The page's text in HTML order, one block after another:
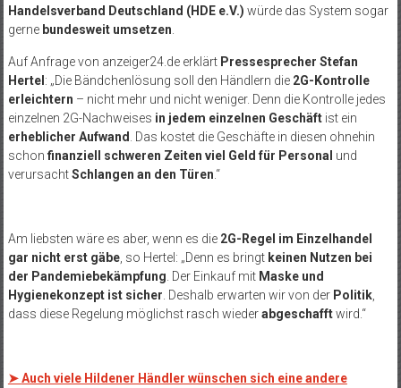
Handelsverband Deutschland (HDE e.V.) würde das System sogar
gerne bundesweit umsetzen
Auf Anfrage von anzeiger24.de erklärt Pressesprecher Stefan
Hertel : „Die Bändchenlösung soll den Händlern die 2G-Kontrolle
erleichtern – nicht mehr und nicht weniger. Denn die Kontrolle jedes
einzelnen 2G-Nachweises in jedem einzelnen Geschäftist ein
erheblicher Aufwand
. Das kostet die Geschäfte in diesen ohnehin
schon finanziell schweren Zeiten viel Geld für Personal und
verursachtSchlangen an den Türen .“
Am liebsten wäre es aber, wenn es die 2G-Regel im Einzelhandel
gar nicht erst gäbe, so Hertel: „Denn es bringt keinen Nutzen bei
der Pandemiebekämpfung . Der Einkauf mit Maske und
Hygienekonzept ist sicher . Deshalb erwarten wir von der Politik,
dass diese Regelung möglichst rasch wiederabgeschafftwird.“
➤Auch viele Hildener Händler wünschen sich eine andere